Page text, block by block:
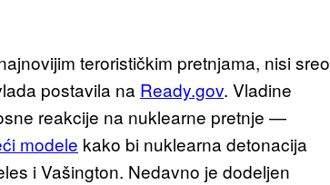
terorističkim pretnjama, nisi sreo
postavila na Ready.gov. Vladine
reakcije na nuklearne pretnje —
modele kako bi nuklearna detonacija
i Vašington. Nedavno je dodeljen